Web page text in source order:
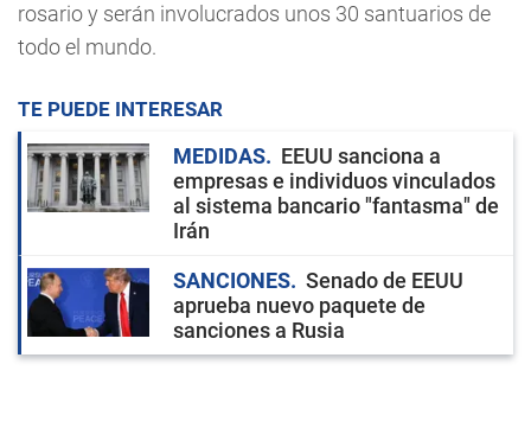
rosario y serán involucrados unos 30 santuarios de
todo el mundo.
TE PUEDE INTERESAR
MEDIDAS
EEUU sanciona a
empresas e individuos vinculados
al sistema bancario "fantasma" de
Irán
SANCIONES
Senado de EEUU
aprueba nuevo paquete de
sanciones a Rusia